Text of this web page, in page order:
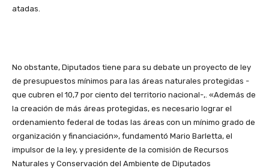
atadas.
No obstante, Diputados tiene para su debate un proyecto de ley
de presupuestos mínimos para las áreas naturales protegidas -
que cubren el 10,7 por ciento del territorio nacional-,. «Además de
la creación de más áreas protegidas, es necesario lograr el
ordenamiento federal de todas las áreas con un mínimo grado de
organización y financiación», fundamentó Mario Barletta, el
impulsor de la ley, y presidente de la comisión de Recursos
Naturales y Conservación del Ambiente de Diputados